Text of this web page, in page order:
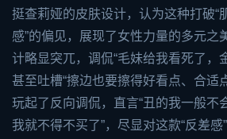
挺查莉娅的皮肤设计，认为这种打破“
感”的偏见，展现了女性力量的多元之
计略显突兀，调侃“毛妹给我看死了，
甚至吐槽“擦边也要擦得好看点、合适
玩起了反向调侃，直言“丑的我一般不
我就不得不买了”，尽显对这款“反差感